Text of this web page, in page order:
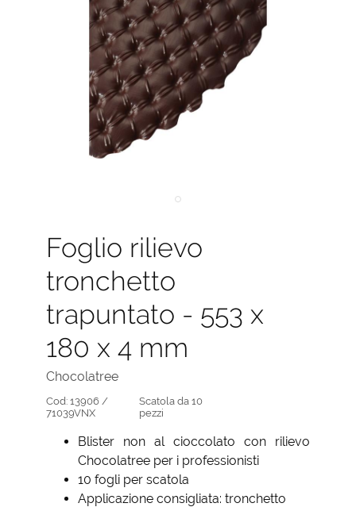
Foglio rilievo
tronchetto
trapuntato - 553 x
180 x 4 mm
Chocolatree
Cod: 13906 /
71039VNX
Scatola da 10
pezzi
Blister non al cioccolato con rilievo
Chocolatree per i professionisti
10 fogli per scatola
Applicazione consigliata: tronchetto